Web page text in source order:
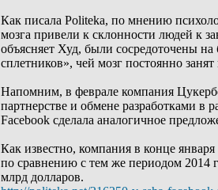
Как писала Politeka, по мнению
мозга привели к склонности людей к
объясняет Худ, были сосредоточены
сплетников», чей мозг постоянно
Напомним, в феврале компания
партнерстве и обмене разработками в
Facebook сделала аналогичное
Как известно, компания в конце
по сравнению с тем же периодом 2014
млрд долларов.